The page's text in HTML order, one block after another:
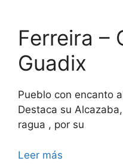
Ferreira –
Guadix
Pueblo con encanto
Destaca su
ragua , por su
Leer más